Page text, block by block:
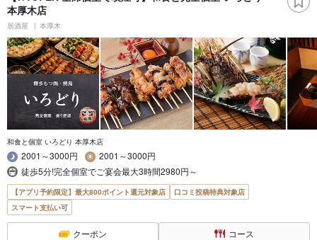
本厚木店
居酒屋 本厚木
和食と個室 いろどり 本厚木店
2001～3000円
2001～3000円
徒歩5分!完全個室でご宴会最大3時間2980円～
【アプリ予約限定】最大800ポイント還元対象店
口コミ投稿特典対象店
スマート支払い可
クーポン コース